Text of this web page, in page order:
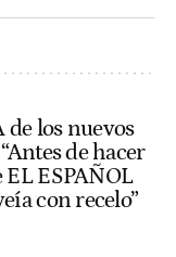
de los nuevos
de hacer
ESPAÑOL
con recelo”